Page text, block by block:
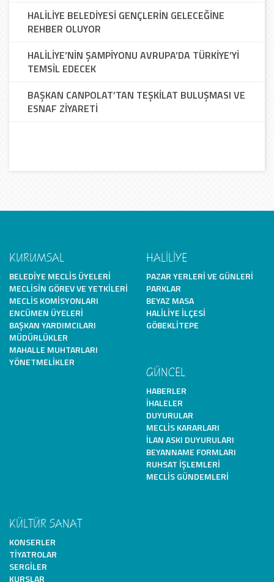
HALİLİYE BELEDİYESİ GENÇLERİN GELECEĞİNE
REHBER OLUYOR
HALİLİYE’NİN ŞAMPİYONU AVRUPA’DA TÜRKİYE’Yİ
TEMSİL EDECEK
BAŞKAN CANPOLAT’TAN TEŞKİLAT BULUŞMASI VE
ESNAF ZİYARETİ
KURUMSAL
BELEDIYE MECLIS ÜYELERI
MECLISIN GÖREV VE YETKILERI
MECLIS KOMISYONLARI
ENCÜMEN ÜYELERI
BAŞKAN YARDIMCILARI
MÜDÜRLÜKLER
MAHALLE MUHTARLARI
YÖNETMELIKLER
HALİLİYE
PAZAR YERLERI VE GÜNLERI
PARKLAR
BEYAZ MASA
HALILIYE İLÇESI
GÖBEKLITEPE
GÜNCEL
HABERLER
İHALELER
DUYURULAR
MECLIS KARARLARI
İLAN ASKI DUYURULARI
BEYANNAME FORMLARI
RUHSAT İŞLEMLERI
MECLIS GÜNDEMLERI
KÜLTÜR SANAT
KONSERLER
TIYATROLAR
SERGILER
KURSLAR